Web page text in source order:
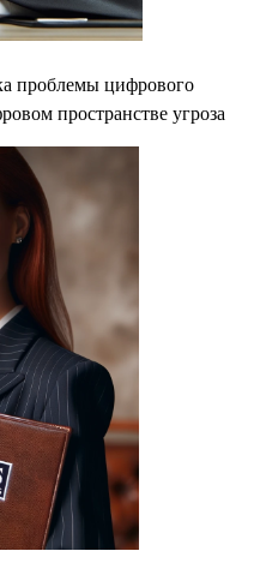
проблемы цифрового
пространстве угроза